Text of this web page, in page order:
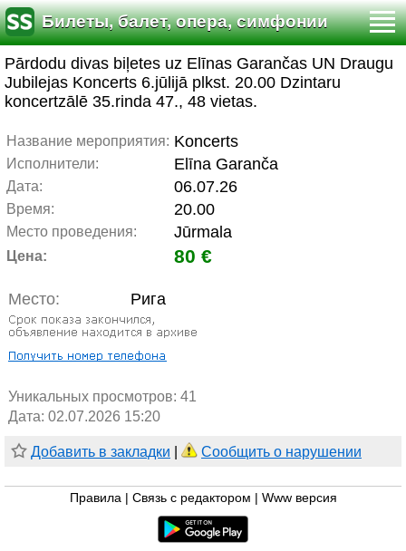
Билеты, балет, опера, симфонии
Pārdodu divas biļetes uz Elīnas Garančas UN Draugu
Jubilejas Koncerts 6.jūlijā plkst. 20.00 Dzintaru
koncertzālē 35.rinda 47., 48 vietas.
Название мероприятия: Koncerts
Исполнители: Elīna Garanča
Дата: 06.07.26
Время: 20.00
Место проведения: Jūrmala
Цена: 80 €
Место: Рига
Уникальных просмотров: 41
Дата: 02.07.2026 15:20
Добавить в закладки Сообщить о нарушении
Правила Связь с редактором Www версия